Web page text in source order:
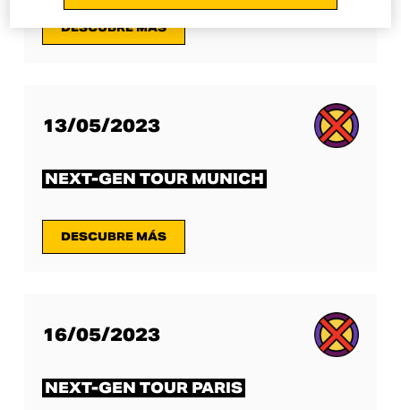
DESCUBRE MÁS
13/05/2023
NEXT-GEN TOUR MUNICH
DESCUBRE MÁS
16/05/2023
NEXT-GEN TOUR PARIS